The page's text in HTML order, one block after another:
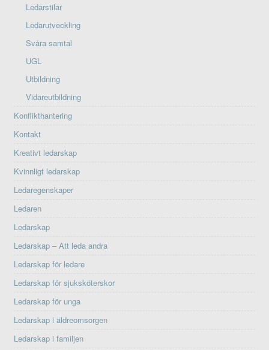
Ledarstilar
Ledarutveckling
Svåra samtal
UGL
Utbildning
Vidareutbildning
Konflikthantering
Kontakt
Kreativt ledarskap
Kvinnligt ledarskap
Ledaregenskaper
Ledaren
Ledarskap
Ledarskap – Att leda andra
Ledarskap för ledare
Ledarskap för sjuksköterskor
Ledarskap för unga
Ledarskap i äldreomsorgen
Ledarskap i familjen